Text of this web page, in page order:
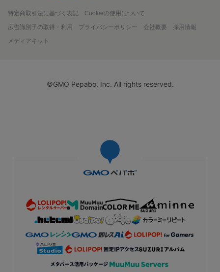
特定商取引法に基づく表記
Cookieの使用について
広告識別子の取得・利用
プライバシーポリシー 会社概要
採用情報
メディアキット
©GMO Pepabo, Inc. All rights reserved.